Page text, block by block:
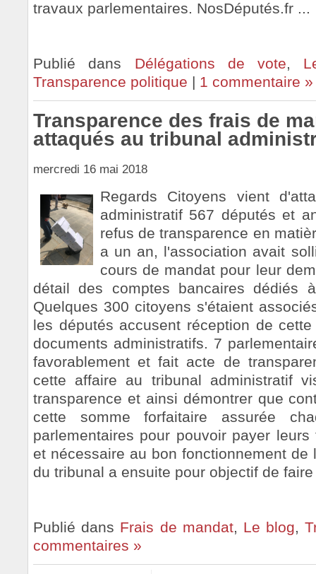
travaux parlementaires. NosDéputés.fr ...
Publié dans Délégations de vote,
Transparence politique | 1 commentaire »
Transparence des frais de
attaqués au tribunal
mercredi 16 mai 2018
Regards Citoyens vient
administratif 567 députés et
refus de transparence en
a un an, l'association avait
cours de mandat pour leur
détail des comptes bancaires dédiés
Quelques 300 citoyens s'étaient
les députés accusent réception de
documents administratifs. 7
favorablement et fait acte de
cette affaire au tribunal administratif
transparence et ainsi démontrer que
cette somme forfaitaire assurée
parlementaires pour pouvoir payer
et nécessaire au bon fonctionnement
du tribunal a ensuite pour objectif de
Publié dans Frais de mandat, Le blog,
commentaires »